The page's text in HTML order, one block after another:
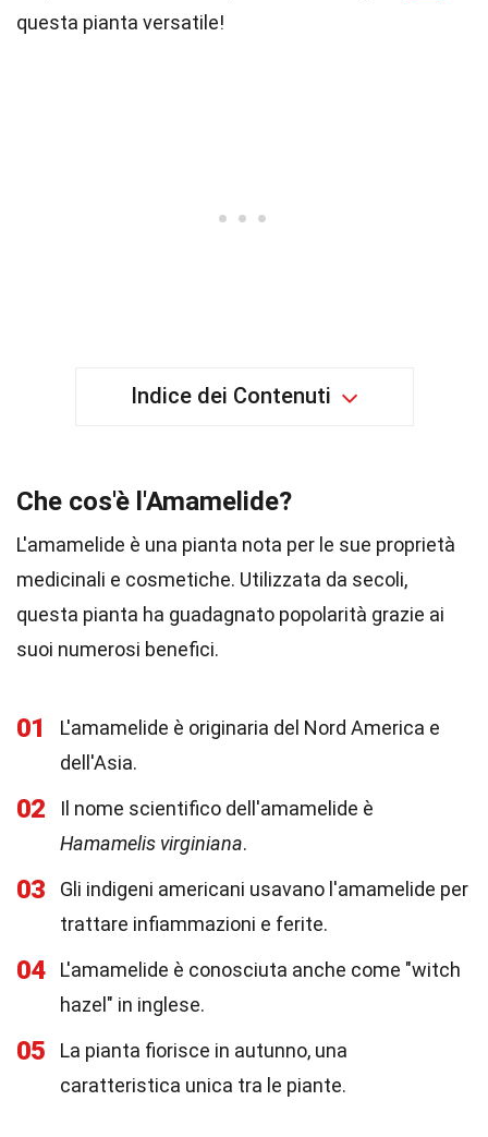
questa pianta versatile!
Indice dei Contenuti
Che cos'è l'Amamelide?
L'amamelide è una pianta nota per le sue proprietà
medicinali e cosmetiche. Utilizzata da secoli,
questa pianta ha guadagnato popolarità grazie ai
suoi numerosi benefici.
01
L'amamelide è originaria del Nord America e
dell'Asia.
02
Il nome scientifico dell'amamelide è
Hamamelis virginiana.
03
Gli indigeni americani usavano l'amamelide per
trattare infiammazioni e ferite.
04
L'amamelide è conosciuta anche come "witch
hazel" in inglese.
05
La pianta fiorisce in autunno, una
caratteristica unica tra le piante.